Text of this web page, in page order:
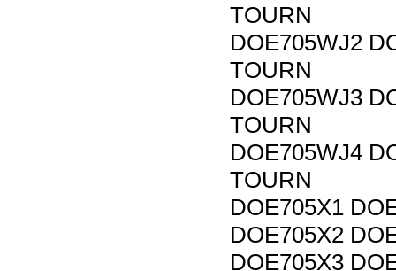
TOURN
DOE705WJ2
TOURN
DOE705WJ3
TOURN
DOE705WJ4
TOURN
DOE705X1
DOE705X2
DOE705X3